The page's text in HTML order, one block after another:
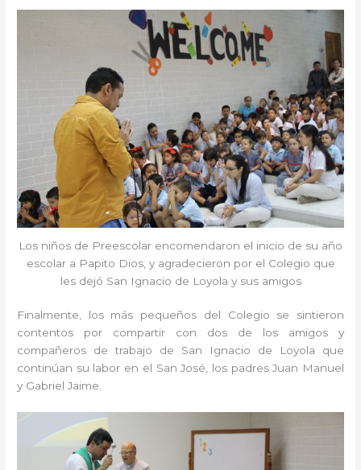
Los niños de Preescolar encomendaron el inicio de su año
escolar a Papito Dios, y agradecieron por el Colegio que
les dejó San Ignacio de Loyola y sus amigos
Finalmente, los más pequeños del Colegio se sintieron
contentos por compartir con dos de los amigos y
compañeros de trabajo de San Ignacio de Loyola que
continúan su labor en el San José, los padres Juan Manuel
y Gabriel Jaime.